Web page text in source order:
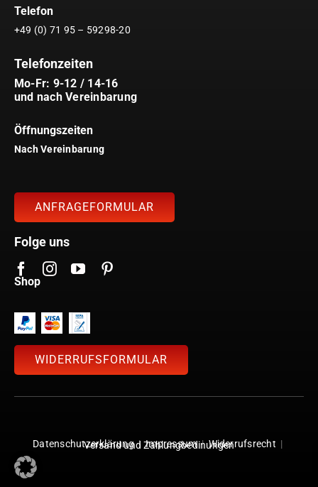
Telefon
+49 (0) 71 95 – 59298-20
Telefonzeiten
Mo-Fr: 9-12 / 14-16
und nach Vereinbarung
Öffnungszeiten
Nach Vereinbarung
ANFRAGEFORMULAR
Folge uns
Shop
WIDERRUFSFORMULAR
Datenschutzerklärung|Impressum|Widerrufsrecht |
Versand und Zahlungbedinungen